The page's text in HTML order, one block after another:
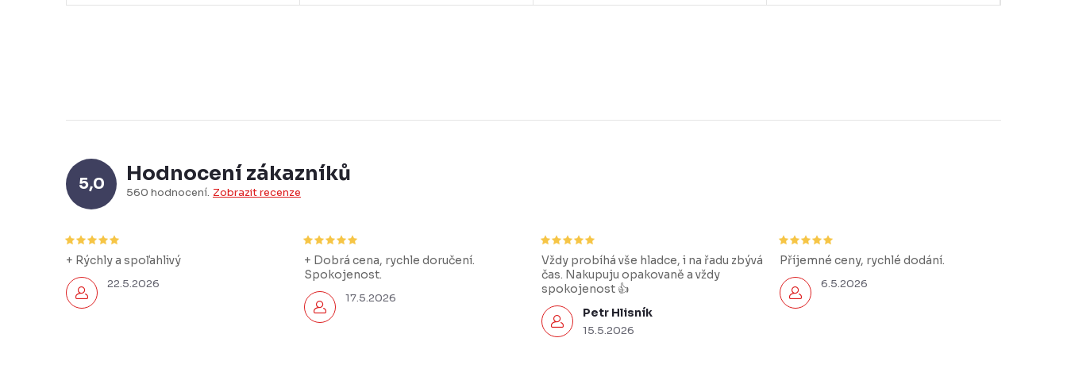
5,0 Hodnocení zákazníků
560 hodnocení Zobrazit recenze
22.5.2026
+ Rýchly a spoľahlivý
17.5.2026
+ Dobrá cena, rychle doručení.
Spokojenost.
Petr Hlisník
15.5.2026
Vždy probíhá vše hladce, i na řadu zbývá
čas. Nakupuju opakovaně a vždy
spokojenost 👍
6.5.2026
Příjemné ceny, rychlé dodání.